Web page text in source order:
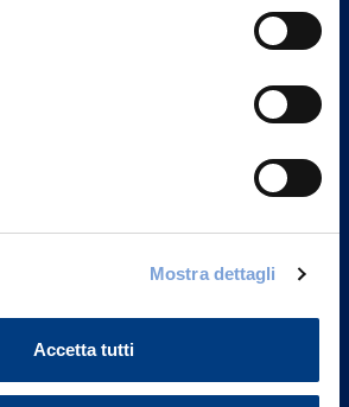
Mostra dettagli
Accetta tutti